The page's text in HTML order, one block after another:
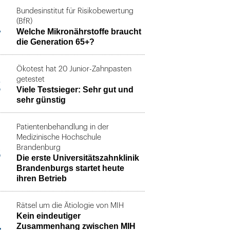
Bundesinstitut für Risikobewertung
(BfR)
Welche Mikronährstoffe braucht
die Generation 65+?
Ökotest hat 20 Junior-Zahnpasten
getestet
Viele Testsieger: Sehr gut und
sehr günstig
Patientenbehandlung in der
Medizinische Hochschule
Brandenburg
Die erste Universitätszahnklinik
Brandenburgs startet heute
ihren Betrieb
Rätsel um die Ätiologie von MIH
Kein eindeutiger
Zusammenhang zwischen MIH